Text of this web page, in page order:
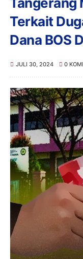
Terkait
Dana BOS
JULI 30, 2024 0